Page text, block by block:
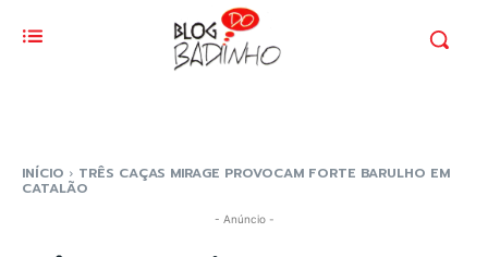
INÍCIO TRÊS CAÇAS MIRAGE PROVOCAM FORTE BARULHO EM
CATALÃO
- Anúncio -